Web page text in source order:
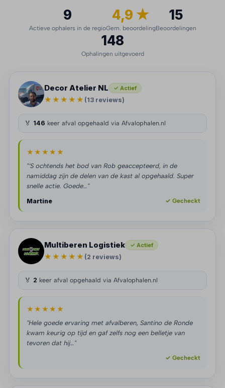
9
Actieve ophalers in de regio
4,9 ★
Gem. beoordeling
15
Beoordelingen
148
Ophalingen uitgevoerd
Decor Atelier NL ✓ Actief
★★★★★ (13 reviews)
🏅 146 keer afval opgehaald via Afvalophalen.nl
★★★★★
"‘S ochtends het bod van Rob geaccepteerd, in de
namiddag zijn de delen van de kast al opgehaald. Super
snelle actie. Goede…"
Martine
✓ Gecheckt
Multiberen Logistiek ✓ Actief
★★★★★ (2 reviews)
🏅 2 keer afval opgehaald via Afvalophalen.nl
★★★★★
"Hele goede ervaring met afvalberen, Santino de Ronde
kwam keurig op tijd en gaf zelfs nog een belletje van
tevoren dat hij…"
✓ Gecheckt